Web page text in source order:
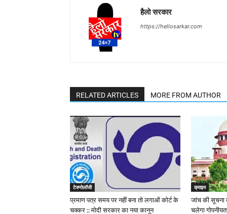
हैलो सरकार
https://hellosarkar.com
RELATED ARTICLES MORE FROM AUTHOR
टेक्नोलॉजी
प्रमाण पत्र समय पर नहीं बना तो लगाओं कोर्ट के
चक्कर :: मोदी सरकार का नया कानून
क्राइम
जांच की सूचना
चलेगा